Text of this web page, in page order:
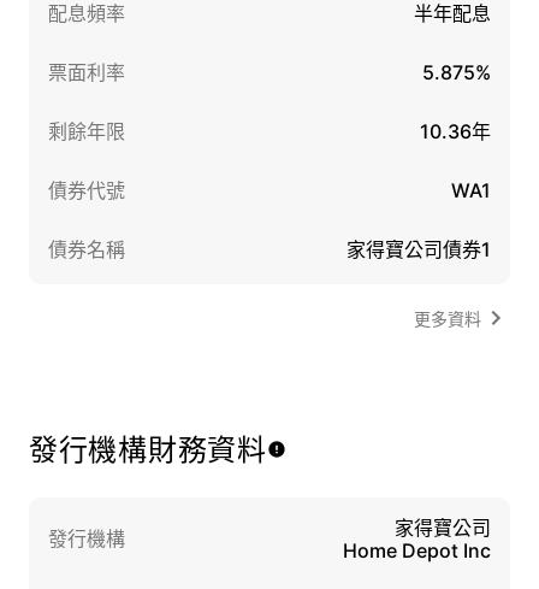
配息頻率 半年配息
票面利率 5.875%
剩餘年限 10.36年
債券代號 WA1
債券名稱 家得寶公司債券1
更多資料
發行機構財務資料
發行機構
家得寶公司
Home Depot Inc